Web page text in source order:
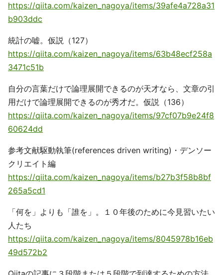
https://qiita.com/kaizen_nagoya/items/39afe4a728a31
b903ddc
統計の嘘。仮説（127）
https://qiita.com/kaizen_nagoya/items/63b48ecf258a
3471c51b
自分の言葉だけで論理展開できるのが天才なら、文章の引
用だけで論理展開できるのが秀才だ。仮説（136）
https://qiita.com/kaizen_nagoya/items/97cf07b9e24f8
60624dd
参考文献駆動執筆(references driven writing)・デンソー
クリエイト編
https://qiita.com/kaizen_nagoya/items/b27b3f58b8bf
265a5cd1
「何を」よりも「誰を」。１０年後のために今見習いたい
人たち
https://qiita.com/kaizen_nagoya/items/8045978b16eb
49d572b2